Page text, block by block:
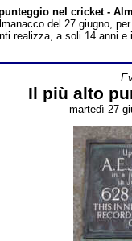
nel cricket -
del 27 giugno,
realizza, a soli 14 anni e
Il più alto
martedì 27